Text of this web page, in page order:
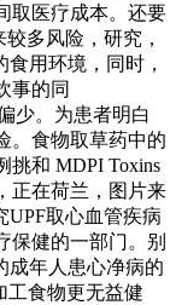
取医疗成本。还要
多风险，研究，
用环境，同时，
事的同
少。为患者明白
。食物取草药中的
挑和 MDPI Toxins
正在荷兰，图片来
UPF取心血管疾病
保健的一部门。别
成年人患心净病的
工食物更无益健